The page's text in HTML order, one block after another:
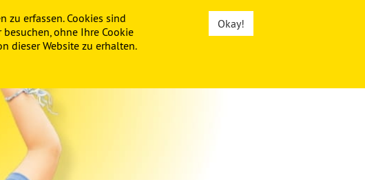
zu erfassen. Cookies sind
ohne Ihre Cookie
dieser Website zu erhalten.
Okay!